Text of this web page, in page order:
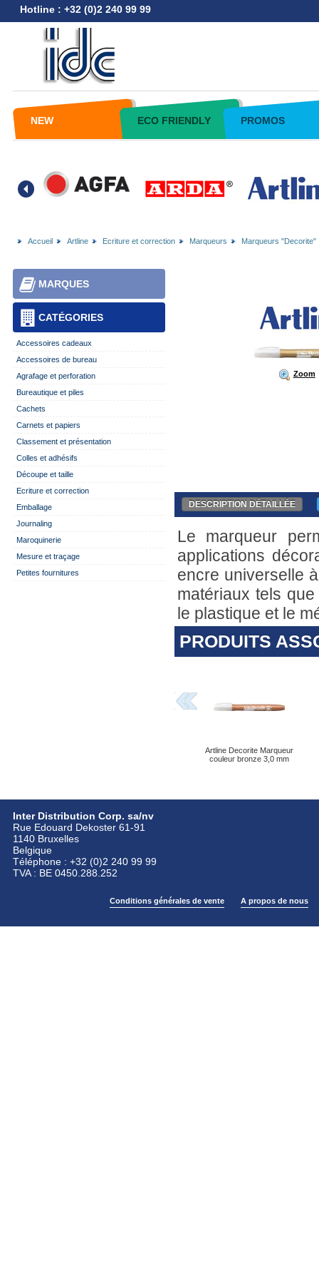
Hotline : +32 (0)2 240 99 99
NEW ECO FRIENDLY PROMOS
Accueil Artline Ecriture et correction Marqueurs Marqueurs "Decorite"
CATÉGORIES
MARQUES
Accessoires cadeaux
Accessoires de bureau
Agrafage et perforation
Bureautique et piles
Cachets
Carnets et papiers
Classement et présentation
Colles et adhésifs
Découpe et taille
Ecriture et correction
Emballage
Journaling
Maroquinerie
Mesure et traçage
Petites fournitures
Zoom
DESCRIPTION DÉTAILLÉE
Le marqueur
applications
encre universelle
matériaux tels
le plastique et le
PRODUITS
Artline Decorite Marqueur
couleur bronze 3,0 mm
Inter Distribution Corp. sa/nv
Rue Edouard Dekoster 61-91
1140 Bruxelles
Belgique
Téléphone : +32 (0)2 240 99 99
TVA : BE 0450.288.252
Conditions générales de vente A propos de nous